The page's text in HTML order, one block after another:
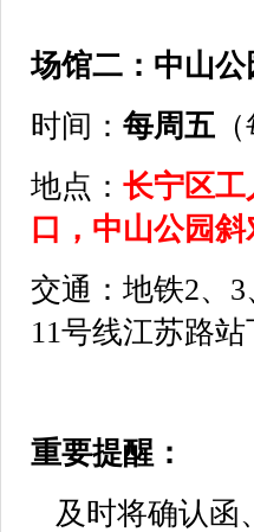
场馆二：中山
时间： 每周五
地点： 长宁区工
口，中山公园斜
交通：地铁2、
11号线江苏路
重要提醒：
及时将确认函